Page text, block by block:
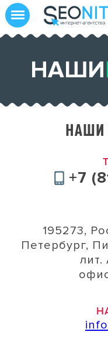
УСЛУГИ И
SMM-
Создание
Разработка
Промо-видео
Настройка
НАШИ
НАШИ
+7
195273,
Петербург,